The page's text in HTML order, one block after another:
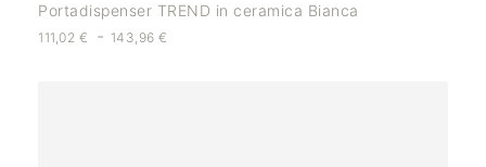
Portadispenser TREND in ceramica Bianca
111,02 € - 143,96€